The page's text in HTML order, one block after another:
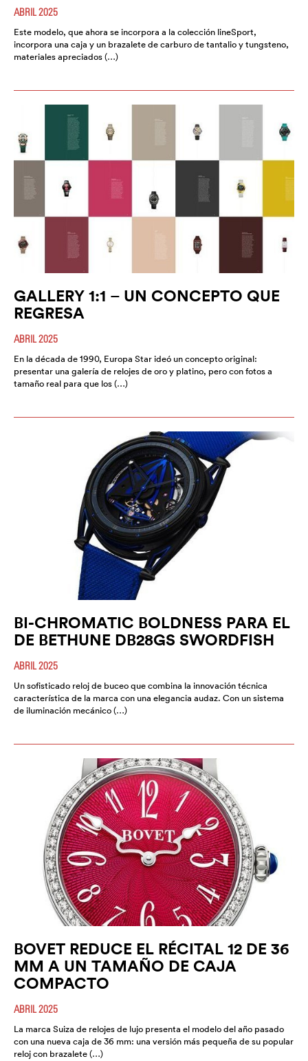
ABRIL 2025
Este modelo, que ahora se incorpora a la colección lineSport,
incorpora una caja y un brazalete de carburo de tantalio y tungsteno,
materiales apreciados (…)
GALLERY 1:1 – UN CONCEPTO QUE
REGRESA
ABRIL 2025
En la década de 1990, Europa Star ideó un concepto original:
presentar una galería de relojes de oro y platino, pero con fotos a
tamaño real para que los (…)
BI-CHROMATIC BOLDNESS PARA EL
DE BETHUNE DB28GS SWORDFISH
ABRIL 2025
Un sofisticado reloj de buceo que combina la innovación técnica
característica de la marca con una elegancia audaz. Con un sistema
de iluminación mecánico (…)
BOVET REDUCE EL RÉCITAL 12 DE 36
MM A UN TAMAÑO DE CAJA
COMPACTO
ABRIL 2025
La marca Suiza de relojes de lujo presenta el modelo del año pasado
con una nueva caja de 36 mm: una versión más pequeña de su popular
reloj con brazalete (…)